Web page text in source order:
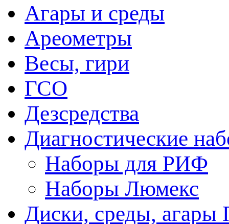
Агары и среды
Ареометры
Весы, гири
ГСО
Дезсредства
Диагностические
Наборы для РИФ
Наборы Люмекс
Диски, среды, агары